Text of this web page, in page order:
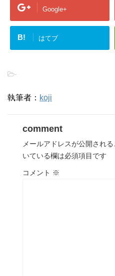
Google+
B! はてブ
-
執筆者： koji
comment
メールアドレスが公開される
いている欄は必須項目です
コメント ※